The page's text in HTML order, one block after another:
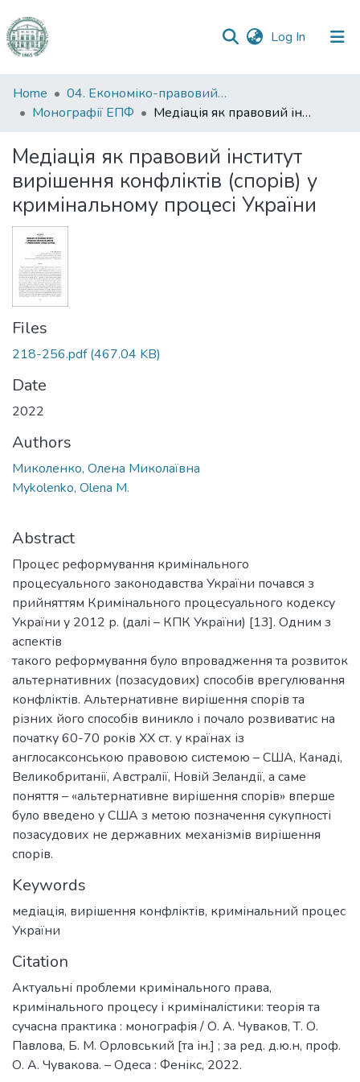
Log In (current)
Communities
&
All of DSpace
Statistics
Home
04. Економіко-правовий факультет
Монографії ЕПФ
Медіація як правовий інститут вирішення конфліктів (спорів) у кримінальному процесі України
Медіація як правовий інститут
вирішення конфліктів (спорів) у
кримінальному процесі України
Files
218-256.pdf(467.04 KB)
Date
2022
Authors
Миколенко, Олена Миколаївна
Mykolenko, Olena M.
Abstract
Процес реформування кримінального
процесуального законодавства України почався з
прийняттям Кримінального процесуального кодексу
України у 2012 р. (далі – КПК України) [13]. Одним з
аспектів
такого реформування було впровадження та розвиток
альтернативних (позасудових) способів врегулювання
конфліктів. Альтернативне вирішення спорів та
різних його способів виникло і почало розвиватис на
початку 60-70 років ХХ ст. у країнах із
англосаксонською правовою системою – США, Канаді,
Великобританії, Австралії, Новій Зеландії, а саме
поняття – «альтернативне вирішення спорів» вперше
було введено у США з метою позначення сукупності
позасудових не державних механізмів вирішення
спорів.
Keywords
медіація, вирішення конфліктів, кримінальний процес
України
Citation
Актуальні проблеми кримінального права,
кримінального процесу і криміналістики: теорія та
сучасна практика : монографія / О. А. Чуваков, Т. О.
Павлова, Б. М. Орловський [та ін.] ; за ред. д.ю.н, проф.
О. А. Чувакова. – Одеса : Фенікс, 2022.